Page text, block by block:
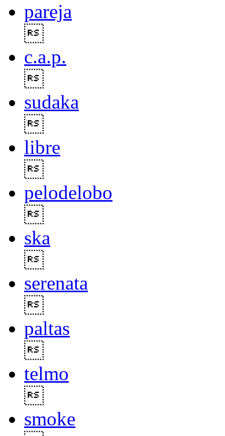
pareja
c.a.p.
sudaka
libre
pelodelobo
ska
serenata
paltas
telmo
smoke